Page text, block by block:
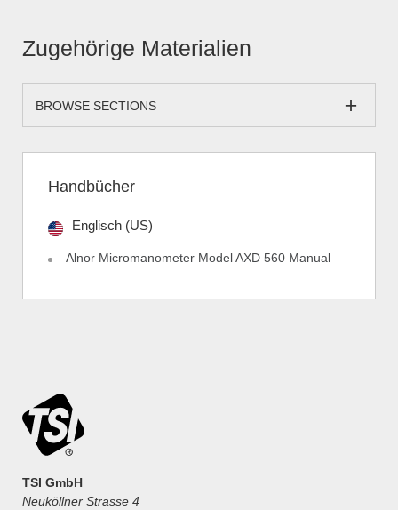
Zugehörige Materialien
BROWSE SECTIONS
Handbücher
Englisch (US)
Alnor Micromanometer Model AXD 560 Manual
TSI GmbH
Neuköllner Strasse 4